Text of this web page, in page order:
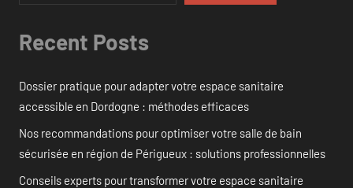
Recent Posts
Dossier pratique pour adapter votre espace sanitaire
accessible en Dordogne : méthodes efficaces
Nos recommandations pour optimiser votre salle de bain
sécurisée en région de Périgueux : solutions professionnelles
Conseils experts pour transformer votre espace sanitaire